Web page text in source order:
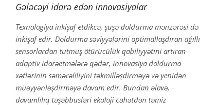
Gələcəyi idarə edən innovasiyalar
Texnologiya inkişaf etdikcə, şüşə doldurma mənzərəsi də
inkişaf edir. Doldurma səviyyələrini optimallaşdıran ağıllı
sensorlardan tutmuş ötürücülük qabiliyyətini artıran
adaptiv idarəetmələrə qədər, innovasiya doldurma
xətlərinin səmərəliliyini təkmilləşdirməyə və yenidən
müəyyənləşdirməyə davam edir. Bundan əlavə,
davamlılıq təşəbbüsləri ekoloji cəhətdən təmiz